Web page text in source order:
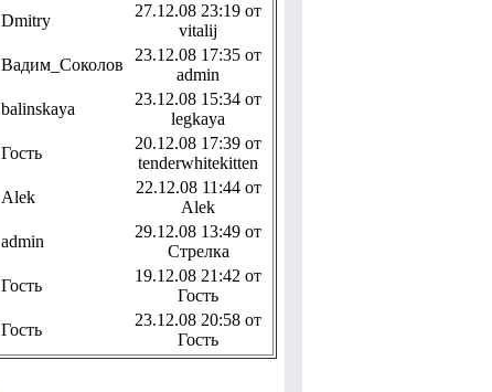
Dmitry
27.12.08 23:19 от
vitalij
Вадим_Соколов
23.12.08 17:35 от
admin
balinskaya
23.12.08 15:34 от
legkaya
Гость
20.12.08 17:39 от
tenderwhitekitten
Alek
22.12.08 11:44 от
Alek
admin
29.12.08 13:49 от
Стрелка
Гость
19.12.08 21:42 от
Гость
Гость
23.12.08 20:58 от
Гость